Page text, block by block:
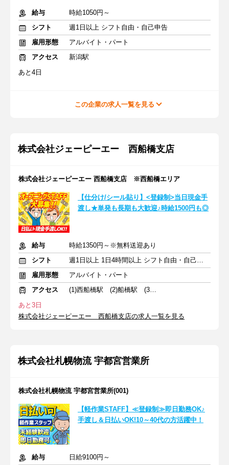
給与
時給1050円～
シフト
週1日以上 シフト自由・自己申告
雇用形態
アルバイト・パート
アクセス
新潟駅
あと4日
この企業の求人一覧を見る
株式会社ジェーピーエー 西船橋支店
株式会社ジェーピーエー 西船橋支店 ※西船橋エリア
【仕分け/シール貼り】<登録制>当日現金手
渡し★単発も長期も大歓迎♪時給1500円も◎
給与
時給1350円～※無料送迎あり
シフト
週1日以上 1日4時間以上 シフト自由・自己申告
雇用形態
アルバイト・パート
アクセス
(1)西船橋駅 (2)船橋駅 (3)千葉駅
あと3日
株式会社ジェーピーエー 西船橋支店の求人一覧を見る
株式会社札幌物流 宇都宮営業所
株式会社札幌物流 宇都宮営業所(001)
【軽作業STAFF】≪登録制≫即日勤務OK♪
手渡し＆日払いOK!10～40代の方活躍中！
給与
日給9100円～